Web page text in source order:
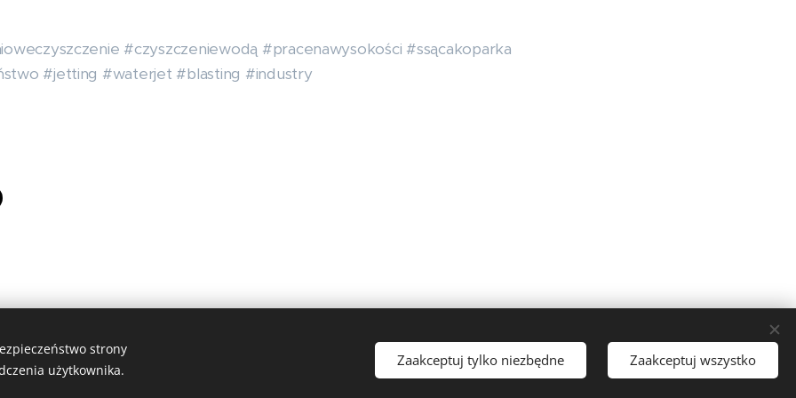
#czyszczeniewodą #pracenawysokości #ssącakoparka
#jetting #waterjet #blasting #industry
Języki
English
strony
użytkownika.
Zaakceptuj tylko niezbędne Zaakceptuj wszystko